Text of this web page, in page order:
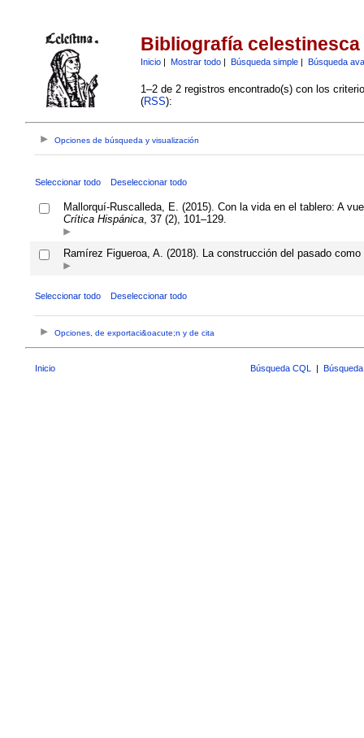
Bibliografía celestinesca
Inicio| Mostrar todo| Búsqueda simple| Búsqueda
1–2 de 2 registros encontrado(s) con los
(RSS):
Opciones de búsqueda y visualización
Seleccionar todo Deseleccionar todo
Mallorquí-Ruscalleda, E. (2015). Con la vida en el tablero: A
Crítica Hispánica, 37 (2), 101–129.
Ramírez Figueroa, A. (2018). La construcción del pasado
Seleccionar todo Deseleccionar todo
Opciones, de exportaci&oacute;n y de cita
Inicio Búsqueda CQL |